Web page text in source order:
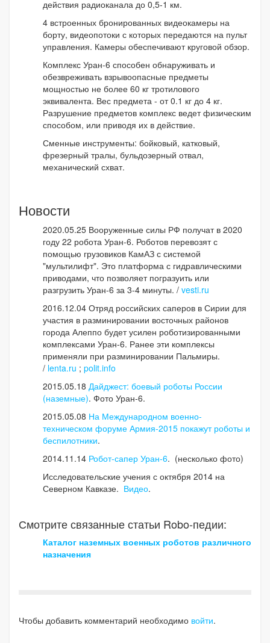
действия радиоканала до 0,5-1 км.
4 встроенных бронированных видеокамеры на
борту, видеопотоки с которых передаются на пульт
управления. Камеры обеспечивают круговой обзор.
Комплекс Уран-6 способен обнаруживать и
обезвреживать взрывоопасные предметы
мощностью не более 60 кг тротилового
эквивалента. Вес предмета - от 0.1 кг до 4 кг.
Разрушение предметов комплекс ведет физическим
способом, или приводя их в действие.
Сменные инструменты: бойковый, катковый,
фрезерный тралы, бульдозерный отвал,
механический схват.
Новости
2020.05.25 Вооруженные силы РФ получат в 2020
году 22 робота Уран-6. Роботов перевозят с
помощью грузовиков КамАЗ с системой
"мультилифт". Это платформа с гидравлическими
приводами, что позволяет погразуить или
разгрузить Уран-6 за 3-4 минуты. / vesti.ru
2016.12.04 Отряд российских саперов в Сирии для
участия в разминировании восточных районов
города Алеппо будет усилен роботизированными
комплексами Уран-6. Ранее эти комплексы
применяли при разминировании Пальмиры.
/ lenta.ru ; polit.info
2015.05.18 Дайджест: боевый роботы России
(наземные). Фото Уран-6.
2015.05.08 На Международном военно-
техническом форуме Армия-2015 покажут роботы и
беспилотники.
2014.11.14 Робот-сапер Уран-6. (несколько фото)
Исследовательские учения с октября 2014 на
Северном Кавказе. Видео.
Смотрите связанные статьи Robo-педии:
Каталог наземных военных роботов различного
назначения
Чтобы добавить комментарий необходимо войти.